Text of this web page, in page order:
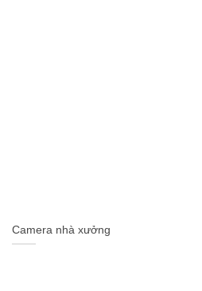
Camera nhà xưởng